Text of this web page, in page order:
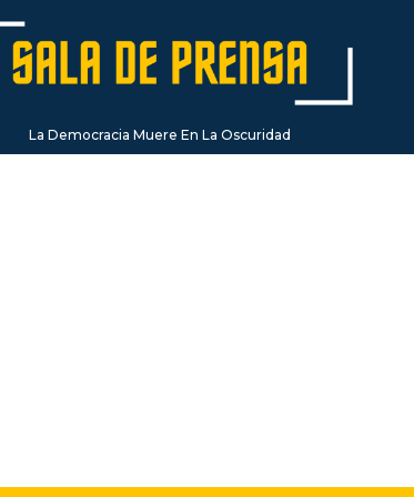
La Democracia Muere En La Oscuridad